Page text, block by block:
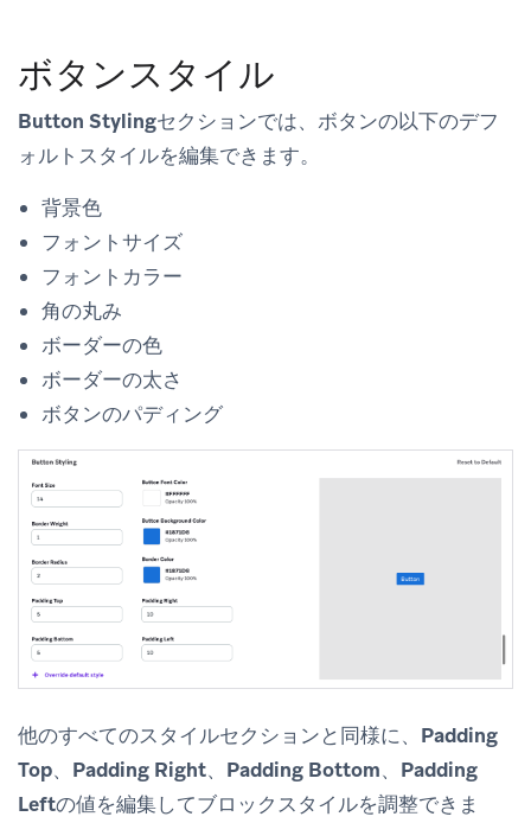
ボタンスタイル
Button Stylingセクションでは、ボタンの以下のデフ
ォルトスタイルを編集できます。
背景色
フォントサイズ
フォントカラー
角の丸み
ボーダーの色
ボーダーの太さ
ボタンのパディング
他のすべてのスタイルセクションと同様に、 Padding
Top、 Padding Right、 Padding Bottom、 Padding
Leftの値を編集してブロックスタイルを調整できま